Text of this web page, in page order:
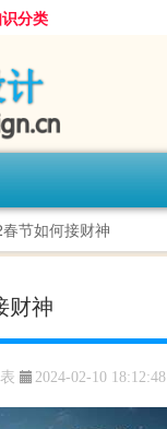
分类
节如何接财神
财神
2024-02-10 18:12:48